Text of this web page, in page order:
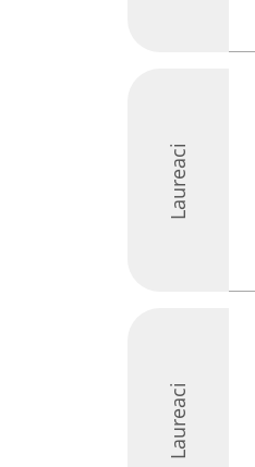
Laureaci
Laureaci